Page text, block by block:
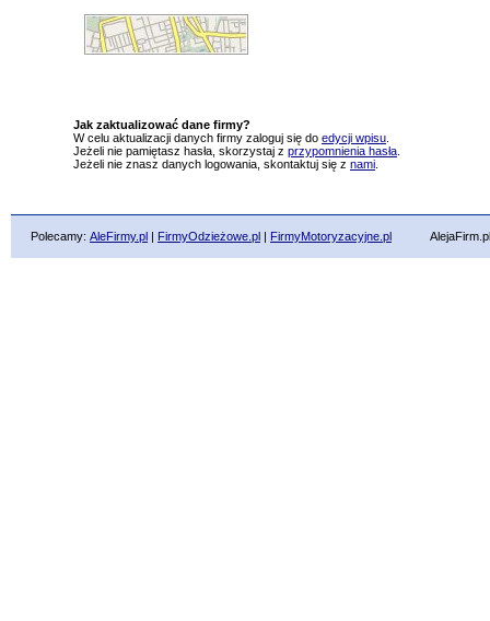
Jak zaktualizować dane firmy?
W celu aktualizacji danych firmy zaloguj się do edycji wpisu
Jeżeli nie pamiętasz hasła, skorzystaj z przypomnienia hasła
Jeżeli nie znasz danych logowania, skontaktuj się z nami
Polecamy: AleFirmy.pl | FirmyOdzieżowe.pl | FirmyMotoryzacyjne.pl AlejaFirm.pl